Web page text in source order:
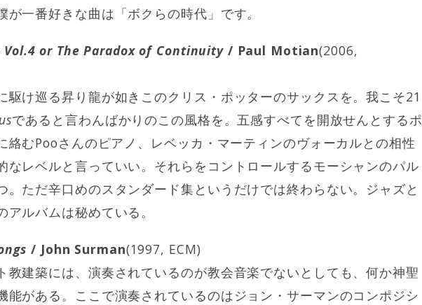
一番好きな曲は「ボクらの時代」です。
Vol.4 or The Paradox of Continuity/ Paul Motian(2006,
駆け巡る昇り龍が如きこのクリス・ポッターのサックスを。我こそ21
であると言わんばかりのこの風格を。五感すべてを開放せんとするポ
絡むPooさんのピアノ、レベッカ・マーティンのヴォーカルとの相性
なレベルと言っていい。それらをコントロールするモーシャンのパル
。ただ辛口めのスタンダード集というだけでは終わらない。ジャズと
ルバムは秘めている。
/ John Surman(1997, ECM)
教建築には、演奏されているのが教会音楽でないとしても、何か神聖
能がある。ここで演奏されているのはジョン・サーマンのコンポジシ